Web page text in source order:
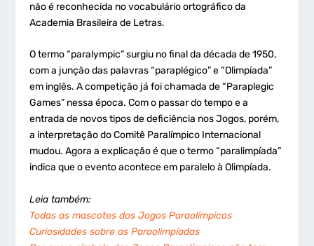
não é reconhecida no vocabulário ortográfico da
Academia Brasileira de Letras.
O termo “paralympic” surgiu no final da década de 1950,
com a junção das palavras “paraplégico” e “Olimpíada”
em inglês. A competição já foi chamada de “Paraplegic
Games” nessa época. Com o passar do tempo e a
entrada de novos tipos de deficiência nos Jogos, porém,
a interpretação do Comitê Paralímpico Internacional
mudou. Agora a explicação é que o termo “paralimpíada”
indica que o evento acontece em paralelo à Olimpíada.
Leia também:
Todas as mascotes dos Jogos Paraolímpicos
Curiosidades sobre as Paraolimpíadas